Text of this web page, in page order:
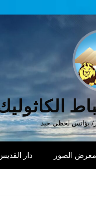
يؤانس لحظي جيد
معرض الصور دار